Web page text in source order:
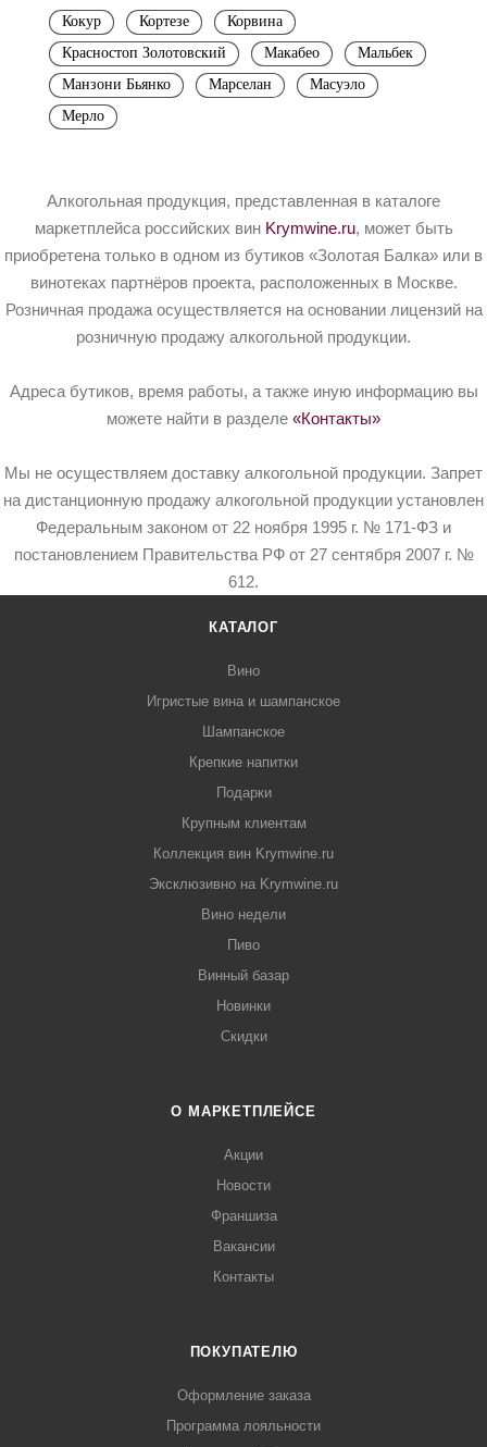
Кокур Кортезе
Корвина
Красностоп Золотовский
Макабео
Мальбек
Манзони Бьянко
Марселан
Масуэло
Мерло
Алкогольная продукция, представленная в каталоге
маркетплейса российских вин Krymwine.ru, может быть
приобретена только в одном из бутиков «Золотая Балка» или в
винотеках партнёров проекта, расположенных в Москве.
Розничная продажа осуществляется на основании лицензий на
розничную продажу алкогольной продукции.
Адреса бутиков, время работы, а также иную информацию вы
можете найти в разделе «Контакты»
Мы не осуществляем доставку алкогольной продукции. Запрет
на дистанционную продажу алкогольной продукции установлен
Федеральным законом от 22 ноября 1995 г. № 171-ФЗ и
постановлением Правительства РФ от 27 сентября 2007 г. №
612.
КАТАЛОГ
Вино
Игристые вина и шампанское
Шампанское
Крепкие напитки
Подарки
Крупным клиентам
Коллекция вин Krymwine.ru
Эксклюзивно на Krymwine.ru
Вино недели
Пиво
Винный базар
Новинки
Скидки
О МАРКЕТПЛЕЙСЕ
Акции
Новости
Франшиза
Вакансии
Контакты
ПОКУПАТЕЛЮ
Оформление заказа
Программа лояльности